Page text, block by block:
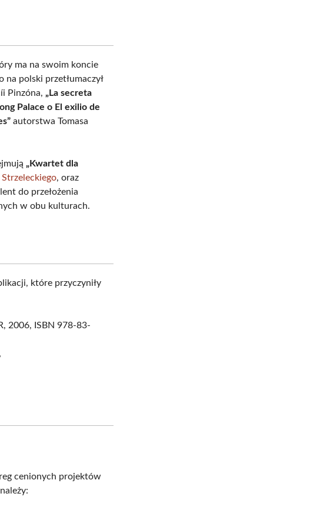
ma na swoim koncie
polski przetłumaczył
Pinzóna,„La secreta
Palace o El exilio de
autorstwa Tomasa
„Kwartet dla
, oraz
do przełożenia
w obu kulturach.
które przyczyniły
2006, ISBN 978-83-
cenionych projektów